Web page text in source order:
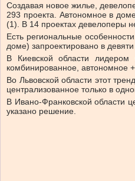
Создавая новое жилье,
293 проекта. Автономное в
(1). В 14 проектах девелоперы
Есть региональные
доме) запроектировано в
В Киевской области лидером
комбинированное, автономное
Во Львовской области этот
централизованное только в
В Ивано-Франковской области
указано решение.